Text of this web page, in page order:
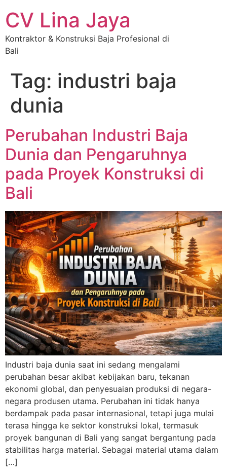
CV Lina Jaya
Kontraktor & Konstruksi Baja Profesional di
Bali
Tag: industri baja
dunia
Perubahan Industri Baja
Dunia dan Pengaruhnya
pada Proyek Konstruksi di
Bali
Industri baja dunia saat ini sedang mengalami
perubahan besar akibat kebijakan baru, tekanan
ekonomi global, dan penyesuaian produksi di negara-
negara produsen utama. Perubahan ini tidak hanya
berdampak pada pasar internasional, tetapi juga mulai
terasa hingga ke sektor konstruksi lokal, termasuk
proyek bangunan di Bali yang sangat bergantung pada
stabilitas harga material. Sebagai material utama dalam
[…]